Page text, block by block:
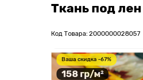
Ткань под
Код Товара: 2000000028057
Ваша скидка -67%
158 гр/м²